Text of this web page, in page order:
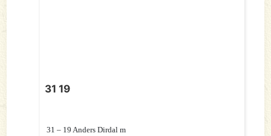
31 19
31 – 19 Anders Dirdal m